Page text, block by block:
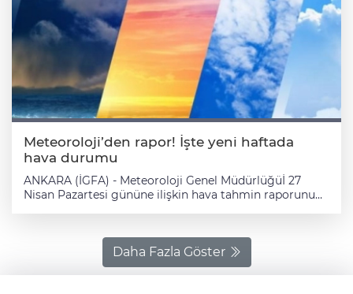
Meteoroloji’den rapor! İşte yeni haftada
hava durumu
ANKARA (İGFA) - Meteoroloji Genel Müdürlüğüİ 27
Nisan Pazartesi gününe ilişkin hava tahmin raporunu
Doğu Karadeniz, Doğu ve Güneydoğu Anadolu ile
Burdur, Karaman, Niğde, Nevşehir, Aksaray, Kayseri,
Sivas, Bolu, Tokat ve Ordu çevreleri ile Antalya ve
Samsun'un iç kesimlerinin aralıklı sağanak ve gök
Daha Fazla Göster